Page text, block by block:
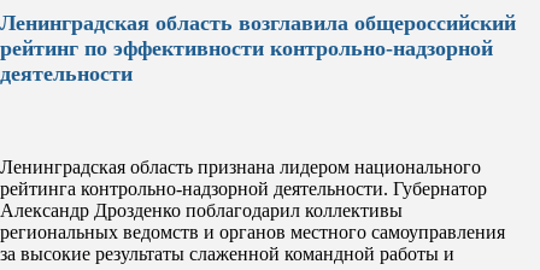
Ленинградская область возглавила общероссийский
рейтинг по эффективности контрольно-надзорной
деятельности
Ленинградская область признана лидером национального
рейтинга контрольно-надзорной деятельности. Губернатор
Александр Дрозденко поблагодарил коллективы
региональных ведомств и органов местного самоуправления
за высокие результаты слаженной командной работы и